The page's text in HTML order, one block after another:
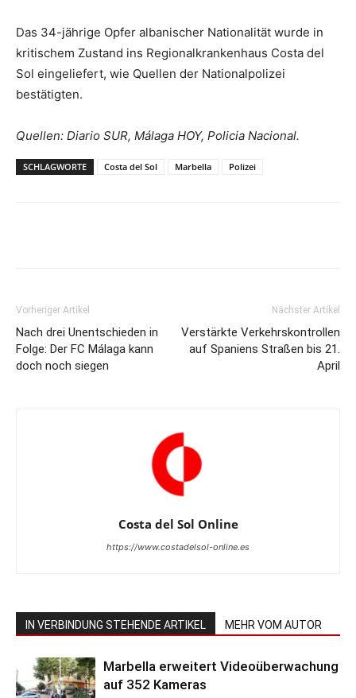
Das 34-jährige Opfer albanischer Nationalität wurde in
kritischem Zustand ins Regionalkrankenhaus Costa del
Sol eingeliefert, wie Quellen der Nationalpolizei
bestätigten.
Quellen: Diario SUR, Málaga HOY, Policia Nacional.
SCHLAGWORTE Costa del Sol Marbella Polizei
Vorheriger Artikel
Nach drei Unentschieden in
Folge: Der FC Málaga kann
doch noch siegen
Nächster Artikel
Verstärkte Verkehrskontrollen
auf Spaniens Straßen bis 21.
April
Costa del Sol Online
https://www.costadelsol-online.es
IN VERBINDUNG STEHENDE ARTIKEL MEHR VOM AUTOR
Marbella erweitert Videoüberwachung
auf 352 Kameras